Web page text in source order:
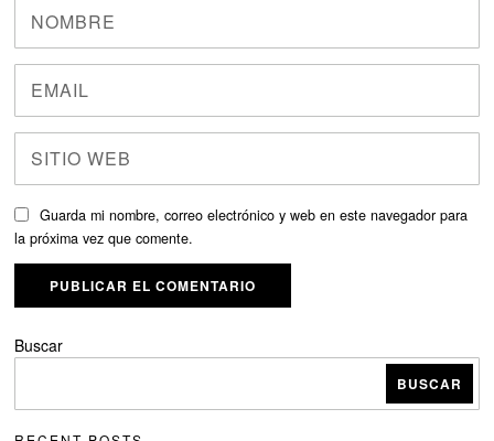
Guarda mi nombre, correo electrónico y web en este navegador para
la próxima vez que comente.
Buscar
BUSCAR